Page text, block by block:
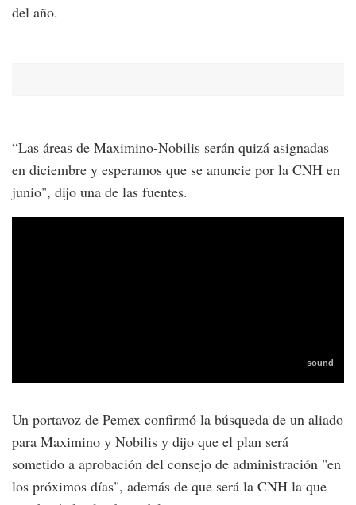
del año.
“Las áreas de Maximino-Nobilis serán quizá asignadas
en diciembre y esperamos que se anuncie por la CNH en
junio", dijo una de las fuentes.
Un portavoz de Pemex confirmó la búsqueda de un aliado
para Maximino y Nobilis y dijo que el plan será
sometido a aprobación del consejo de administración "en
los próximos días", además de que será la CNH la que